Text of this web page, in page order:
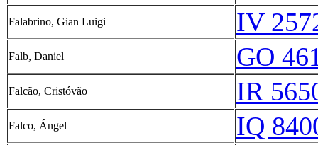
Falabrino, Gian Luigi IV
Falb, Daniel GO
Falcão, Cristóvão IR
Falco, Ángel IQ